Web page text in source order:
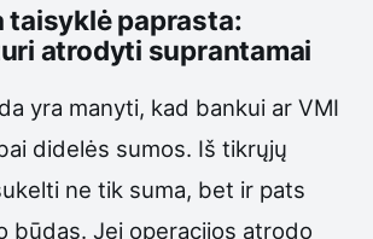
taisyklė paprasta:
atrodyti suprantamai
yra manyti, kad bankui ar VMI
didelės sumos. Iš tikrųjų
ne tik suma, bet ir pats
būdas. Jei operacijos atrodo